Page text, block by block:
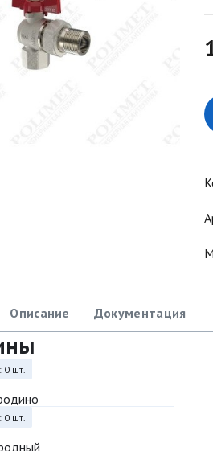
Описание Документация
0 шт.
0 шт.